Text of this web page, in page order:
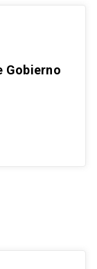
Gobierno